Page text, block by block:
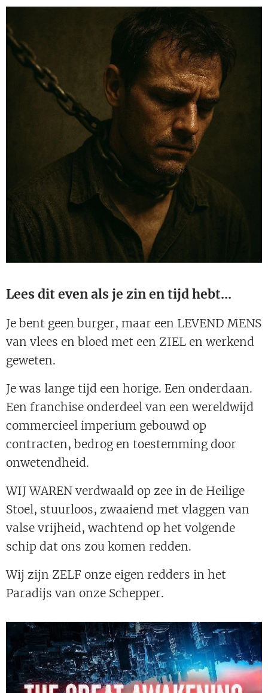
Lees dit even als je zin en tijd hebt...
Je bent geen burger, maar een LEVEND MENS
van vlees en bloed met een ZIEL en werkend
geweten.
Je was lange tijd een horige. Een onderdaan.
Een franchise onderdeel van een wereldwijd
commercieel imperium gebouwd op
contracten, bedrog en toestemming door
onwetendheid.
WIJ WAREN verdwaald op zee in de Heilige
Stoel, stuurloos, zwaaiend met vlaggen van
valse vrijheid, wachtend op het volgende
schip dat ons zou komen redden.
Wij zijn ZELF onze eigen redders in het
Paradijs van onze Schepper.